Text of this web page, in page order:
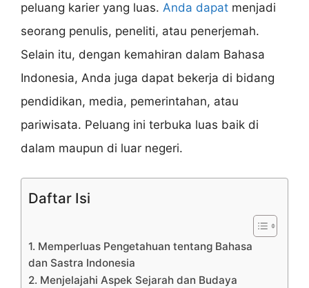
peluang karier yang luas. Anda dapat menjadi
seorang penulis, peneliti, atau penerjemah.
Selain itu, dengan kemahiran dalam Bahasa
Indonesia, Anda juga dapat bekerja di bidang
pendidikan, media, pemerintahan, atau
pariwisata. Peluang ini terbuka luas baik di
dalam maupun di luar negeri.
Daftar Isi
1. Memperluas Pengetahuan tentang Bahasa
dan Sastra Indonesia
2. Menjelajahi Aspek Sejarah dan Budaya